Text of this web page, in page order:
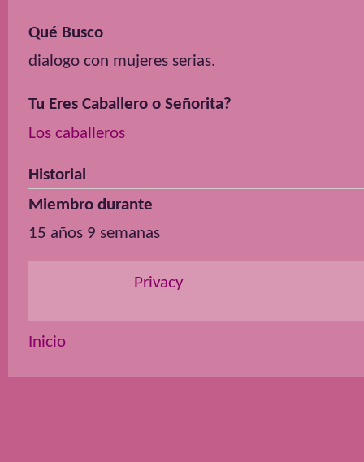
Qué Busco
dialogo con mujeres serias.
Tu Eres Caballero o Señorita?
Los caballeros
Historial
Miembro durante
15 años 9 semanas
Privacy
Inicio